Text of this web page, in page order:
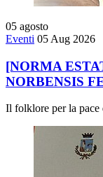
05 agosto
Eventi 05 Aug 2026
[NORMA
NORBENSIS
Il folklore per la pace